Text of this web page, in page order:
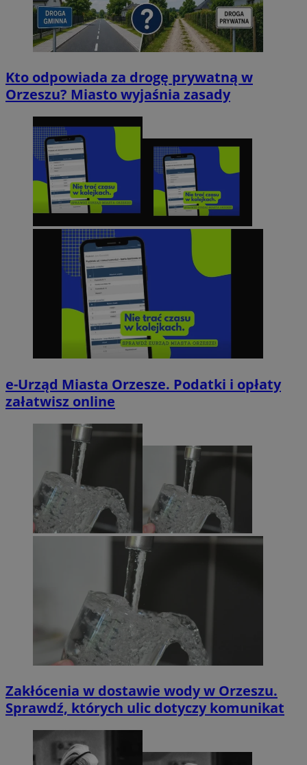
Kto odpowiada za drogę prywatną w
Orzeszu? Miasto wyjaśnia zasady
e-Urząd Miasta Orzesze. Podatki i opłaty
załatwisz online
Zakłócenia w dostawie wody w Orzeszu.
Sprawdź, których ulic dotyczy komunikat